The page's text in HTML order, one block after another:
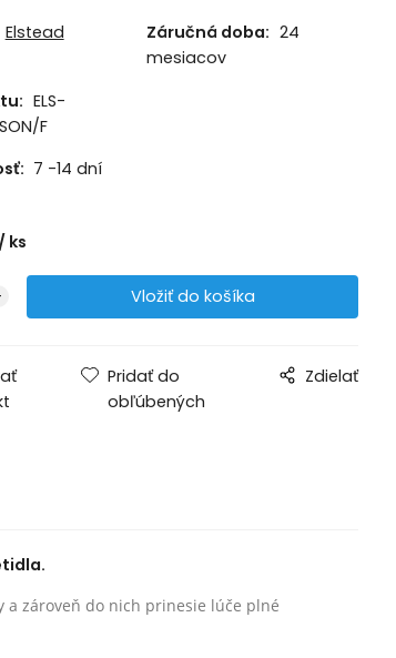
Elstead Záručná doba: 24
mesiacov
ELS-
F
7 -14 dní
ks
Pridať do
obľúbených
Zdielať
a zároveň do nich prinesie lúče plné